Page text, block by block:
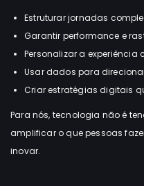
Estruturar jornadas
Garantir performance e
Personalizar a
Usar dados para
Criar estratégias digitais
Para nós, tecnologia não é
amplificar o que pessoas
inovar.